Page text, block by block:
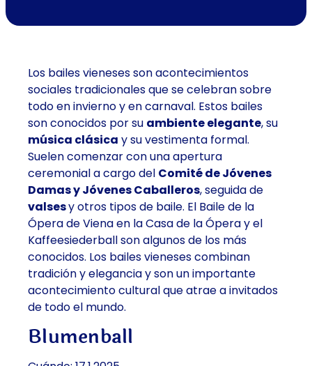
Los bailes vieneses son acontecimientos
sociales tradicionales que se celebran sobre
todo en invierno y en carnaval. Estos bailes
son conocidos por su ambiente elegante, su
música clásica y su vestimenta formal.
Suelen comenzar con una apertura
ceremonial a cargo del Comité de Jóvenes
Damas y Jóvenes Caballeros, seguida de
valsesy otros tipos de baile. El Baile de la
Ópera de Viena en la Casa de la Ópera y el
Kaffeesiederball son algunos de los más
conocidos. Los bailes vieneses combinan
tradición y elegancia y son un importante
acontecimiento cultural que atrae a invitados
de todo el mundo.
Blumenball